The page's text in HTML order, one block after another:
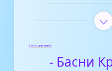
Басни для детей
- Басни